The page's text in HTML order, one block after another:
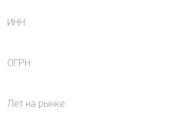
ИНН:
ОГРН:
Лет на рынке: